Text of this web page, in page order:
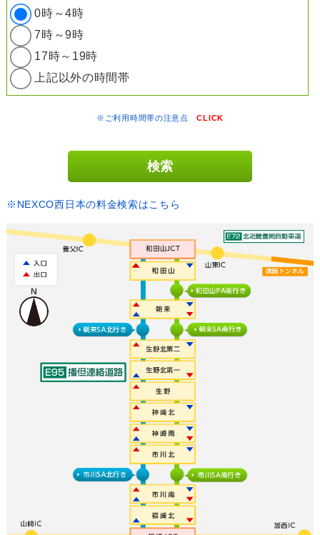
0時～4時
7時～9時
17時～19時
上記以外の時間帯
※ご利用時間帯の注意点CLICK
※NEXCO西日本の料金検索はこちら